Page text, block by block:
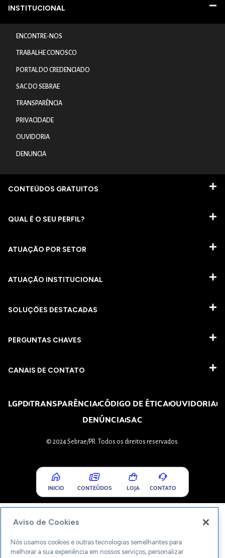
INSTITUCIONAL
ENCONTRE-NOS
TRABALHE CONOSCO
PORTAL DO CREDENCIADO
SAC DO SEBRAE
TRANSPARÊNCIA
PRIVACIDADE
OUVIDORIA
DENUNCIA
CONTEÚDOS GRATUITOS
QUAL É O SEU PERFIL?
ATUAÇÃO POR SETOR
ATUAÇÃO INSTITUCIONAL
SOLUÇÕES DESTACADAS
PERGUNTAS CHAVES​
CANAIS DE CONTATO
LGPDTRANSPARÊNCIACÓDIGO DE ÉTICAOUVIDORIA
DENÚNCIASAC
© 2024 Sebrae/PR. Todos os direitos reservados.
INICIO CONTEÚDOS LOJA CONTATO
Aviso de Cookies
Nós usamos cookies e outras tecnologias semelhantes para
melhorar a sua experiência em nossos serviços, personalizar